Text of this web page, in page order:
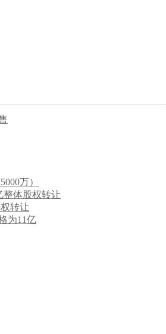
万）
整体股权转让
转让
为11亿